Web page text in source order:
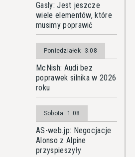
Gasly: Jest jeszcze
wiele elementów, które
musimy poprawić
Poniedziałek 3.08
McNish: Audi bez
poprawek silnika w 2026
roku
Sobota 1.08
AS-web.jp: Negocjacje
Alonso z Alpine
przyspieszyły